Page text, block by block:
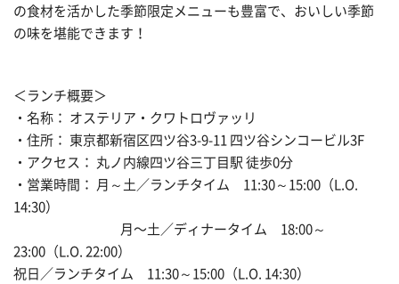
の食材を活かした季節限定メニューも豊富で、おいしい季節
の味を堪能できます！
＜ランチ概要＞
・名称： オステリア・クワトロヴァッリ
・住所： 東京都新宿区四ツ谷3-9-11 四ツ谷シンコービル3F
・アクセス： 丸ノ内線四ツ谷三丁目駅 徒歩0分
・営業時間： 月～土／ランチタイム 11:30～15:00（L.O.
14:30）
月〜土／ディナータイム 18:00～
23:00（L.O. 22:00）
祝日／ランチタイム 11:30～15:00（L.O. 14:30）